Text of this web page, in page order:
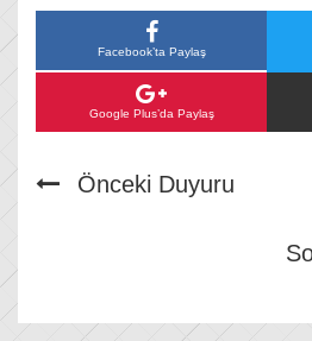
Facebook’ta Paylaş
Google Plus’da Paylaş
Önceki Duyuru